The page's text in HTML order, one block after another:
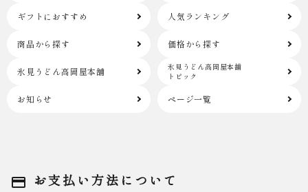
ギフトにおすすめ 人気ランキング
商品から探す 価格から探す
氷見うどん高岡屋本舗
氷見うどん高岡屋本舗
トピック
お知らせ ページ一覧
payment お支払い方法について